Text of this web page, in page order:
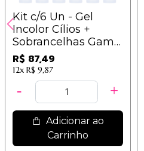
Kit c/6 Un - Gel
Incolor Cílios +
Sobrancelhas Game
On - Ruby Rose -
HB509
R$ 87,49
12x R$ 9,87
Adicionar ao
Carrinho